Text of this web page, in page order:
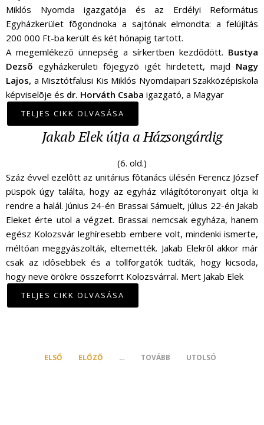
Miklós Nyomda igazgatója és az Erdélyi Református
Egyházkerület fõgondnoka a sajtónak elmondta: a felújítás
200 000 Ft-ba került és két hónapig tartott.
A megemlékezõ ünnepség a sírkertben kezdõdött. Bustya
Dezsõ egyházkerületi fõjegyzõ igét hirdetett, majd Nagy
Lajos, a Misztótfalusi Kis Miklós Nyomdaipari Szakközépiskola
képviselõje és dr. Horváth Csaba igazgató, a Magyar
TELJES CIKK OLVASÁSA
Jakab Elek útja a Házsongárdig
(6. old.)
Száz évvel ezelôtt az unitárius fôtanács ülésén Ferencz József
püspök úgy találta, hogy az egyház világítótoronyait oltja ki
rendre a halál. Június 24-én Brassai Sámuelt, július 22-én Jakab
Eleket érte utol a végzet. Brassai nemcsak egyháza, hanem
egész Kolozsvár leghíresebb embere volt, mindenki ismerte,
méltóan meggyászolták, eltemették. Jakab Elekrôl akkor már
csak az idôsebbek és a tollforgatók tudták, hogy kicsoda,
hogy neve örökre összeforrt Kolozsvárral. Mert Jakab Elek
TELJES CIKK OLVASÁSA
ELSŐ ELŐZŐ … TOVÁBB UTOLSÓ